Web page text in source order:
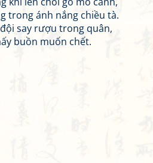
trong ánh nắng chiều tà.
say rượu trong quân,
buồn muốn chết.